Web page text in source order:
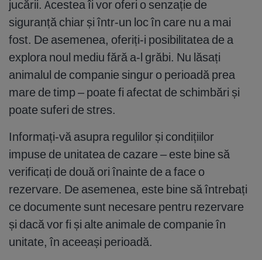
jucării. Acestea îi vor oferi o senzație de
siguranță chiar și într-un loc în care nu a mai
fost. De asemenea, oferiți-i posibilitatea de a
explora noul mediu fără a-l grăbi. Nu lăsați
animalul de companie singur o perioadă prea
mare de timp – poate fi afectat de schimbări și
poate suferi de stres.
Informați-vă asupra regulilor și condițiilor
impuse de unitatea de cazare – este bine să
verificați de două ori înainte de a face o
rezervare. De asemenea, este bine să întrebați
ce documente sunt necesare pentru rezervare
și dacă vor fi și alte animale de companie în
unitate, în aceeași perioadă.